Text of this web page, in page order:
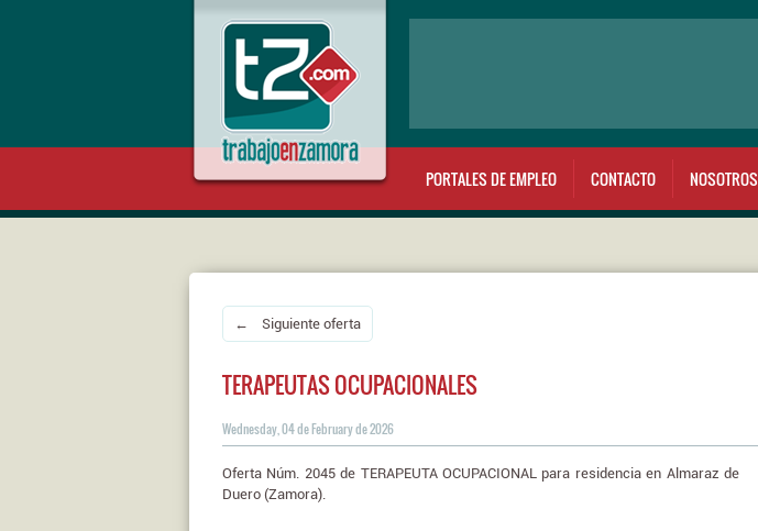
PORTALES DE EMPLEO CONTACTO NOSOTROS
← Siguiente oferta
TERAPEUTAS OCUPACIONALES
Wednesday, 04 de February de 2026
Oferta Núm. 2045 de TERAPEUTA OCUPACIONAL para residencia en Almaraz de
Duero (Zamora).